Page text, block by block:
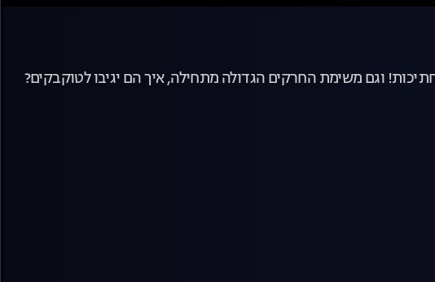
וגם משימת החרקים הגדולה מתחילה, איך הם יגיבו לטוקבקים?